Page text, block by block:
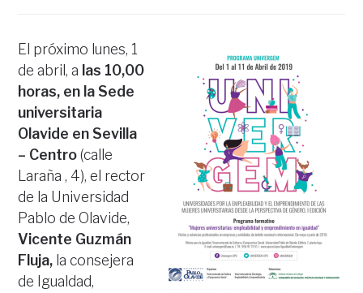
El próximo lunes, 1
de abril, a las 10,00
horas, en la Sede
universitaria
Olavide en Sevilla
– Centro(calle
Laraña , 4), el rector
de la Universidad
Pablo de Olavide,
Vicente Guzmán
Fluja, la consejera
de Igualdad,